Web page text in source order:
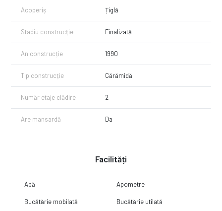
Acoperiș Țiglă
Stadiu construcție Finalizată
An construcție 1990
Tip construcție Cărămidă
Număr etaje clădire 2
Are mansardă Da
Facilități
Apă Apometre
Bucătărie mobilată Bucătărie utilată